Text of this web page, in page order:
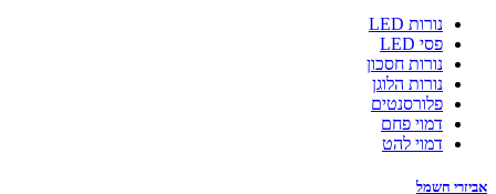
נורות LED
פסי LED
נורות חסכון
נורות הלוגן
פלורסנטים
דמוי פחם
דמוי להט
אביזרי חשמל